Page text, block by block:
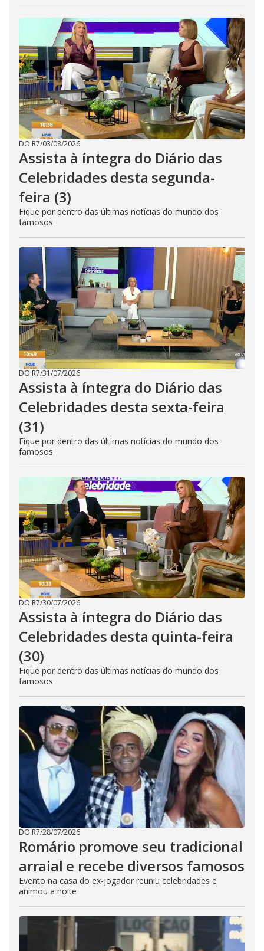
DO R7/03/08/2026
Assista à íntegra do Diário das
Celebridades desta segunda-
feira (3)
Fique por dentro das últimas notícias do mundo dos
famosos
DO R7/31/07/2026
Assista à íntegra do Diário das
Celebridades desta sexta-feira
(31)
Fique por dentro das últimas notícias do mundo dos
famosos
DO R7/30/07/2026
Assista à íntegra do Diário das
Celebridades desta quinta-feira
(30)
Fique por dentro das últimas notícias do mundo dos
famosos
DO R7/28/07/2026
Romário promove seu tradicional
arraial e recebe diversos famosos
Evento na casa do ex-jogador reuniu celebridades e
animou a noite